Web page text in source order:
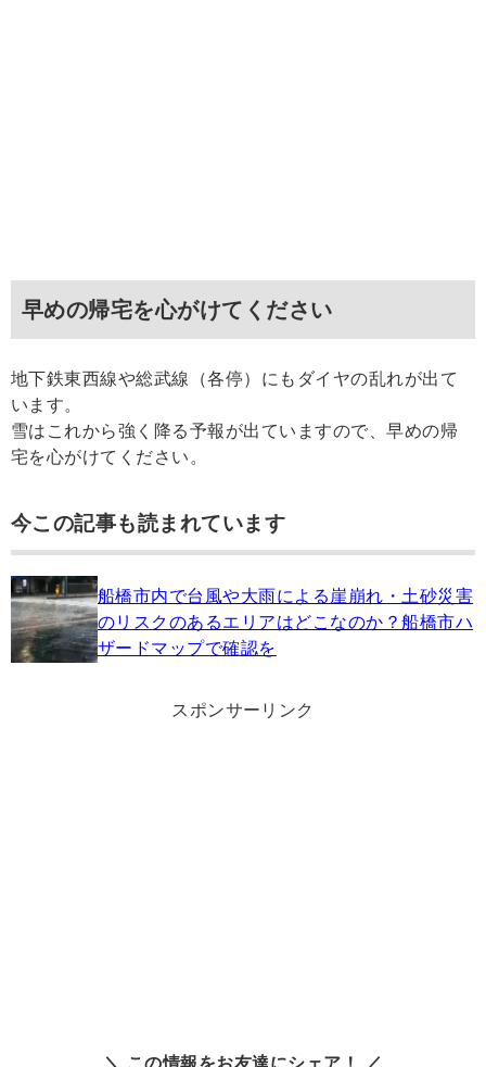
早めの帰宅を心がけてください
地下鉄東西線や総武線（各停）にもダイヤの乱れが出て
います。
雪はこれから強く降る予報が出ていますので、早めの帰
宅を心がけてください。
今この記事も読まれています
船橋市内で台風や大雨による崖崩れ・土砂災害
のリスクのあるエリアはどこなのか？船橋市ハ
ザードマップで確認を
スポンサーリンク
＼ この情報をお友達にシェア！ ／